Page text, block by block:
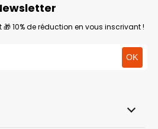
🎁 10% de réduction en vous inscrivant !